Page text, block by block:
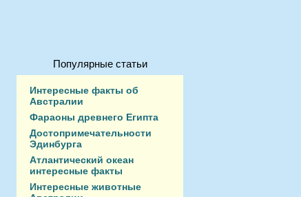
Популярные статьи
Интересные факты об
Австралии
Фараоны древнего Египта
Достопримечательности
Эдинбурга
Атлантический океан
интересные факты
Интересные животные